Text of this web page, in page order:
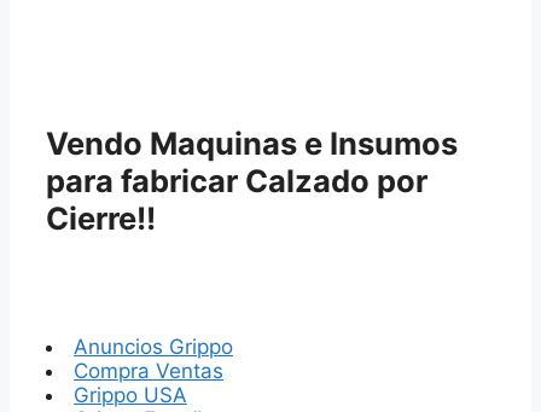
Vendo Maquinas e Insumos
para fabricar Calzado por
Cierre!!
Anuncios Grippo
Compra Ventas
Grippo USA